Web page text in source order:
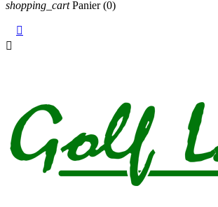
shopping_cart Panier (0)

